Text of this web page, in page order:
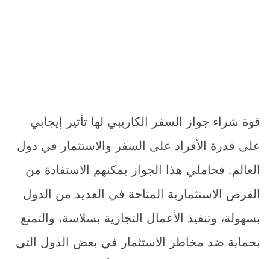
قوة شراء جواز السفر الكاريبي لها تأثير إيجابي
على قدرة الأفراد على السفر والاستثمار في دول
العالم. فحاملي هذا الجواز يمكنهم الاستفادة من
الفرص الاستثمارية المتاحة في العديد من الدول
بسهولة، وتنفيذ الأعمال التجارية بسلاسة، والتمتع
بحماية ضد مخاطر الاستثمار في بعض الدول التي